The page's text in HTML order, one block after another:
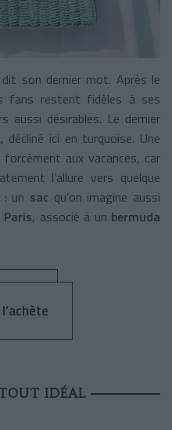
dit son dernier mot. Après le
fans restent fidèles à ses
aussi désirables. Le dernier
, décliné ici en turquoise. Une
forcément aux vacances, car
l’allure vers quelque
un sac qu’on imagine aussi
Paris, associé à un bermuda
IDÉAL